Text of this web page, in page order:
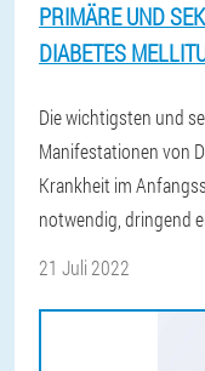
PRIMÄRE UND
DIABETES
Die wichtigsten und
Manifestationen von
Krankheit im
notwendig, dringend
21 Juli 2022